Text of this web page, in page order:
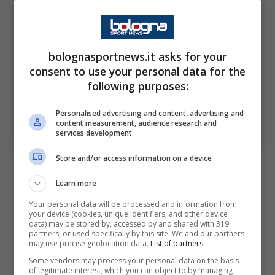
Bologna-Atalanta, tegola per Palladino: un top non ci
sarà. Bologna Sport News (Photo by Marco
Luzzani/Getty Images Via OneFootball)
Le soluzioni per
scontate, vista l’assenza di
impegnato in Coppa d’Africa. La soluzione più
plausibile al momento appare perciò l’utilizzo
di NikolaKrstović, arrivato in estate dal
Leccee sparito un po’ dai radar nelle ultime
bolognasportnews.it asks for your
consent to use your personal data for the
following purposes:
Personalised advertising and content, advertising and
content measurement, audience research and
services development
Store and/or access information on a device
Learn more
Your personal data will be processed and information from
your device (cookies, unique identifiers, and other device
data) may be stored by, accessed by and shared with 319
partners, or used specifically by this site. We and our partners
may use precise geolocation data. List of partners.
Some vendors may process your personal data on the basis
of legitimate interest, which you can object to by managing